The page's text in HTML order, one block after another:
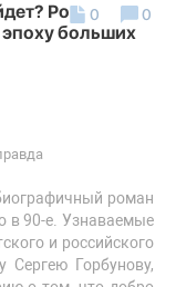
Роман о
больших
роман
в 90-е. Узнаваемые
и российского
Сергею Горбунову,
0 0